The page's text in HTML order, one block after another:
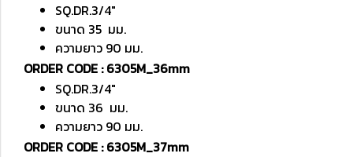
SQ.DR.3/4"
ขนาด 35 มม.
ความยาว 90 มม.
ORDER CODE : 6305M_36mm
SQ.DR.3/4"
ขนาด 36 มม.
ความยาว 90 มม.
ORDER CODE : 6305M_37mm